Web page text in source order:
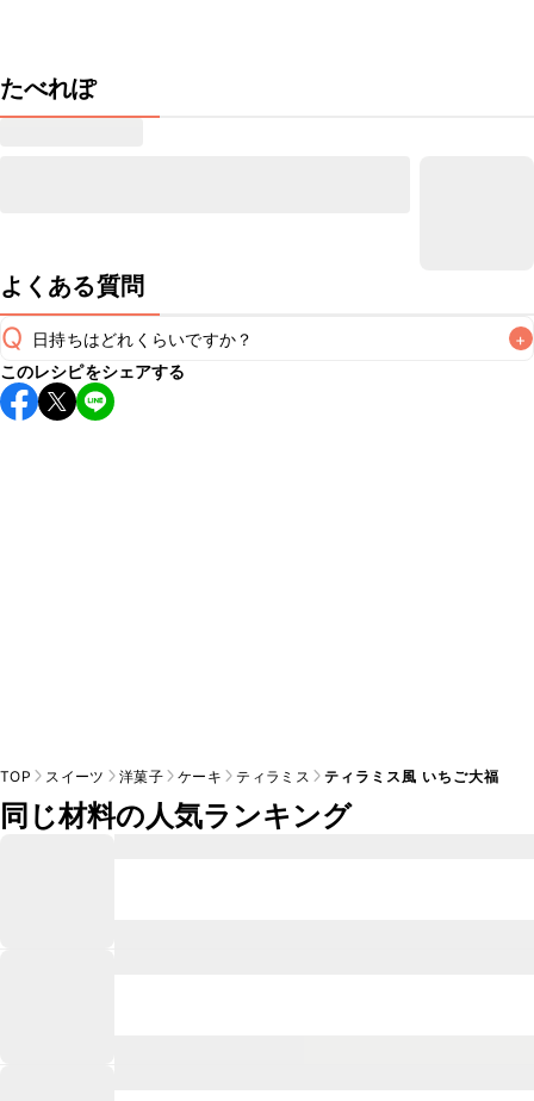
たべれぽ
よくある質問
Q 日持ちはどれくらいですか？ +
保存期間は冷蔵で当日中が目安です。なるべくお早めにお召
し上がりください。
このレシピをシェアする
TOP スイーツ 洋菓子 ケーキ ティラミス ティラミス風 いちご大福
同じ材料の人気ランキング